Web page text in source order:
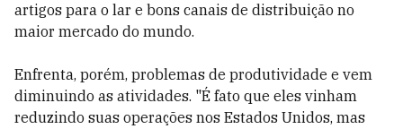
artigos para o lar e bons canais de distribuição no
maior mercado do mundo.
Enfrenta, porém, problemas de produtividade e vem
diminuindo as atividades. "É fato que eles vinham
reduzindo suas operações nos Estados Unidos, mas